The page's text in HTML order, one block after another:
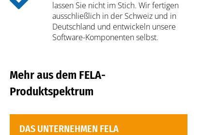
lassen Sie nicht im Stich. Wir fertigen
ausschließlich in der Schweiz und in
Deutschland und entwickeln unsere
Software-Komponenten selbst.
Mehr aus dem FELA-
Produktspektrum
DAS UNTERNEHMEN FELA